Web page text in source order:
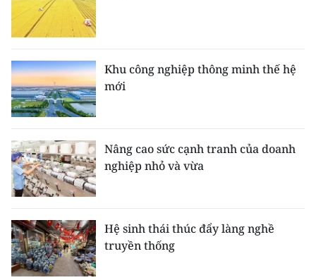
Khu công nghiệp thông minh thế hệ
mới
Nâng cao sức cạnh tranh của doanh
nghiệp nhỏ và vừa
Hệ sinh thái thúc đẩy làng nghề
truyền thống